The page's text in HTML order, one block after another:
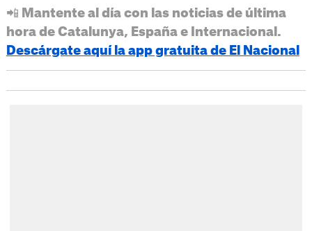
📲 Mantente al día con las noticias de última
hora de Catalunya, España e Internacional.
Descárgate aquí la app gratuita de El Nacional